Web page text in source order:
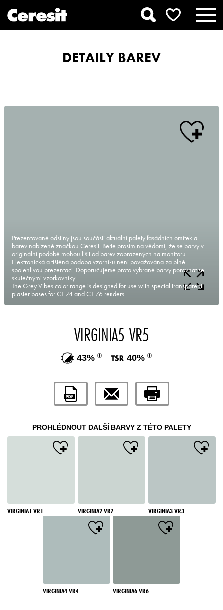
DETAILY BAREV
Prezentované odstíny jsou součástí aktuální palety fasádních omítek a
barev nabízené značkou Ceresit. Berte prosím na vědomí, že se barvy v
originální podobě mohou lišit od barev zobrazených na monitoru.
Elektronická a tištěná podoba vzorníku není považována za plně
spolehlivou prezentaci. Doporučujeme proto vybrané barvy porovnat se
skutečnými vzorkovníky.
The Grey Vibes color range is designed for use with special transparent
plaster bases for CT 74 and CT 76 renders.
VIRGINIA5 VR5
43% 40%
PROHLÉDNOUT DALŠÍ BARVY Z TÉTO PALETY
VIRGINIA1 VR1 VIRGINIA2 VR2 VIRGINIA3 VR3
VIRGINIA4 VR4 VIRGINIA6 VR6